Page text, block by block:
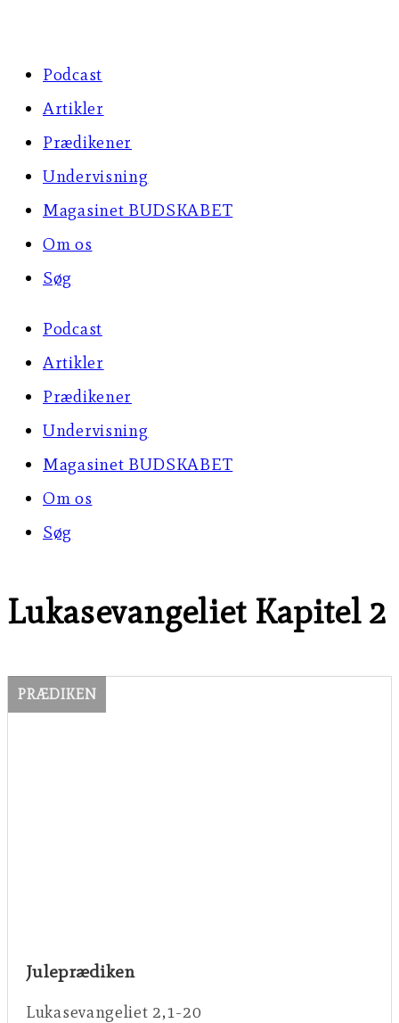
Podcast
Artikler
Prædikener
Undervisning
Magasinet BUDSKABET
Om os
Søg
Podcast
Artikler
Prædikener
Undervisning
Magasinet BUDSKABET
Om os
Søg
Lukasevangeliet Kapitel 2
PRÆDIKEN
Juleprædiken
Lukasevangeliet 2,1-20